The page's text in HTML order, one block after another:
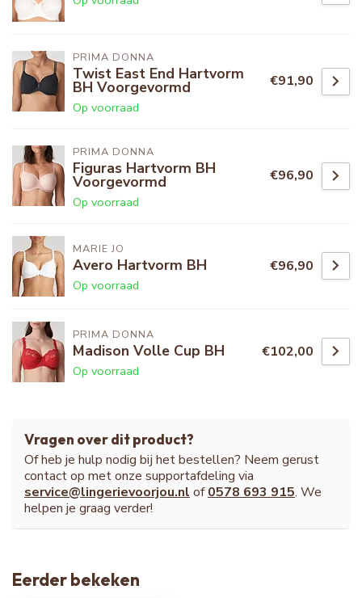
PRIMA DONNA
Twist East End Hartvorm
BH Voorgevormd
Op voorraad
€91,90
PRIMA DONNA
Figuras Hartvorm BH
Voorgevormd
Op voorraad
€96,90
MARIE JO
Avero Hartvorm BH
Op voorraad
€96,90
PRIMA DONNA
Madison Volle Cup BH
Op voorraad
€102,00
Vragen over dit product?
Of heb je hulp nodig bij het bestellen? Neem gerust
contact op met onze supportafdeling via
service@lingerievoorjou.nl of0578 693 915. We
helpen je graag verder!
Eerder bekeken